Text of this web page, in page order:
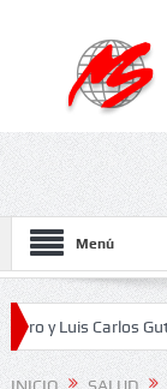
Menú
Carlos Gutiérrez
2026